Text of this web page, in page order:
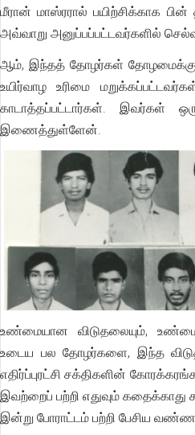
மீரான் மாஸ்ரரால் பயிற்சிக்காக
அவ்வாறு அனுப்பப்பட்டவர்களில்
ஆம், இந்தத் தோழர்கள்
உயிர்வாழ உரிமை
காடாத்தப்பட்டார்கள். இவர்கள்
இணைத்துள்ளேன்.
உண்மையான விடுதலையும்,
உடைய பல தோழர்களை, இந்த
எதிர்ப்புரட்சி சக்திகளின்
இவற்றைப் பற்றி எதுவும் கதைக்காது
இன்று போராட்டம் பற்றி பேசிய